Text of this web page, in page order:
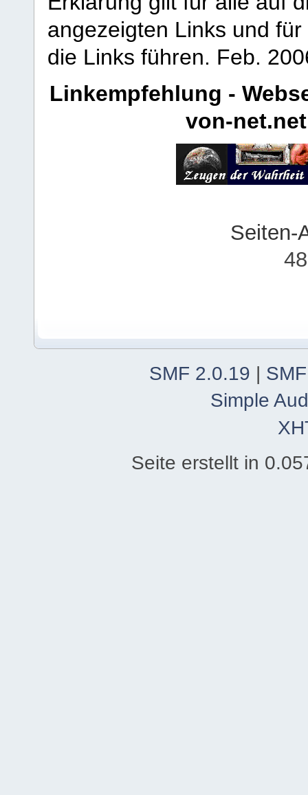
angezeigten Links und
die Links führen. Feb.
Linkempfehlung -
von-net.net
Seiten-
SMF 2.0.19
Simple
Seite erstellt in